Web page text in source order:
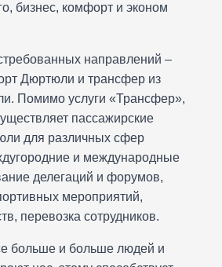
бизнес, комфорт и эконом
направлений –
Дюртюли и трансфер из
Помимо услуги «Трансфер»,
пассажирские
для различных сфер
и международные
делегаций и форумов,
мероприятий,
перевозка сотрудников.
больше и больше людей и